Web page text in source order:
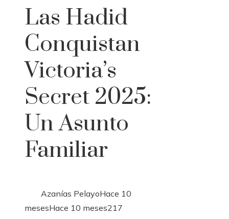
Las Hadid
Conquistan
Victoria’s
Secret 2025:
Un Asunto
Familiar
Azanías PelayoHace 10
mesesHace 10 meses217